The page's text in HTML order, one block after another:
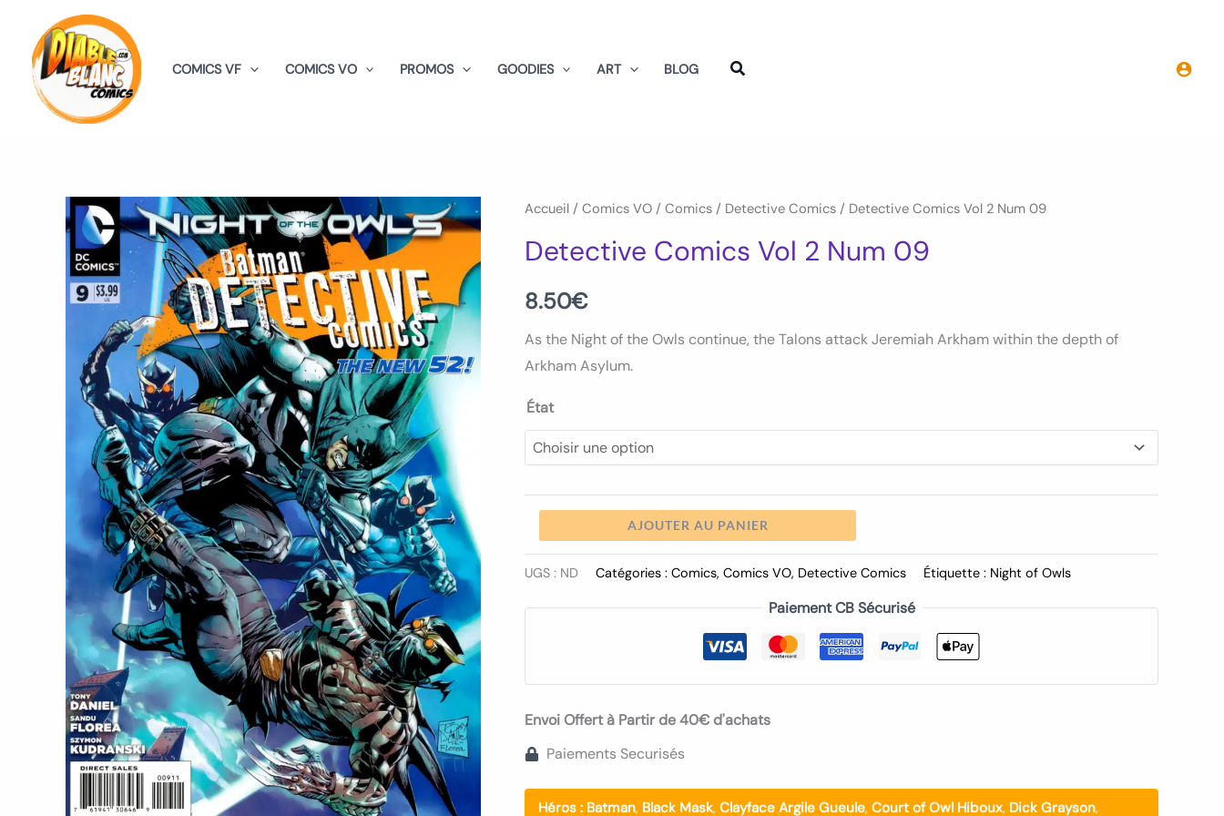
contenu
COMICS VF COMICS VO PROMOS GOODIES ART BLOG
Accueil / Comics VO / Comics / Detective Comics / Detective Comics Vol 2 Num 09
Detective Comics Vol 2 Num 09
8.50€
As the Night of the Owls continue, the Talons attack Jeremiah Arkham within the depth of
Arkham Asylum.
État
quantité
Detective
Comics
Vol
2
Num
09
AJOUTER AU PANIER
UGS : ND Catégories : Comics, Comics VO, Detective Comics Étiquette : Night of Owls
Paiement CB Sécurisé
Envoi Offert à Partir de 40€ d'achats
Paiements Securisés
Héros : Batman, Black Mask, Clayface Argile Gueule, Court of Owl Hiboux, Dick Grayson,